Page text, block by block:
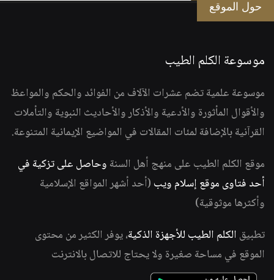
حول الموقع
موسوعة الكلم الطيب
موسوعة علمية تضم عشرات الآلاف من الفوائد والحكم والمواعظ
والأقوال المأثورة والأدعية والأذكار والأحاديث النبوية والتأملات
القرآنية بالإضافة لمئات المقالات في المواضيع الإيمانية المتنوعة.
موقع الكلم الطيب على منهج أهل السنة وحاصل على تزكية في
أحد فتاوى موقع إسلام ويب (أحد أشهر المواقع الإسلامية
وأكثرها موثوقية)
تطبيق الكلم الطيب للأجهزة الذكية، يوفر الكثير من محتوى
الموقع في مساحة صغيرة ولا يحتاج للاتصال بالانترنت